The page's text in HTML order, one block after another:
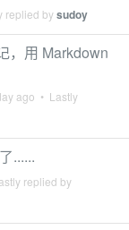
replied bysudoy
，用 Markdown
ago • Lastly
......
replied by